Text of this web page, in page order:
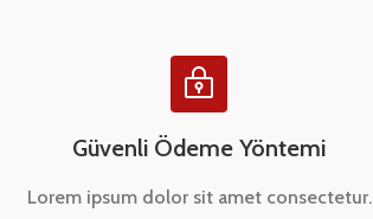
Bu ürüne benzer farklı alternatifler olmalı.
Güvenli Ödeme Yöntemi
Lorem ipsum dolor sit amet consectetur.